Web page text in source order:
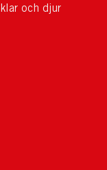
och djur